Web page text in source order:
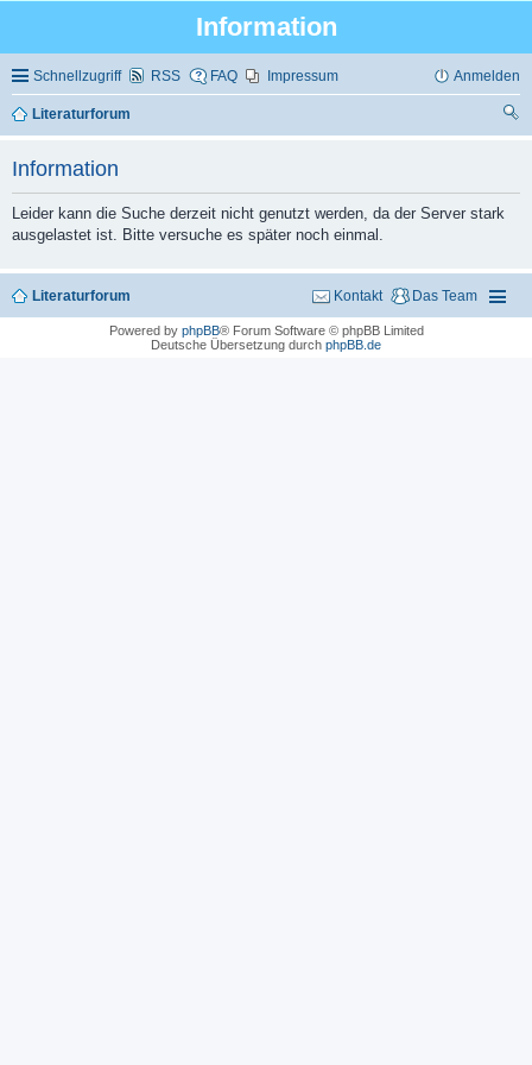
Information
Schnellzugriff RSS FAQ Impressum Anmelden
Literaturforum
Information
Leider kann die Suche derzeit nicht genutzt werden, da der Server stark
ausgelastet ist. Bitte versuche es später noch einmal.
Literaturforum Das Team
Kontakt
Powered by phpBB® Forum Software © phpBB Limited
Deutsche Übersetzung durch phpBB.de